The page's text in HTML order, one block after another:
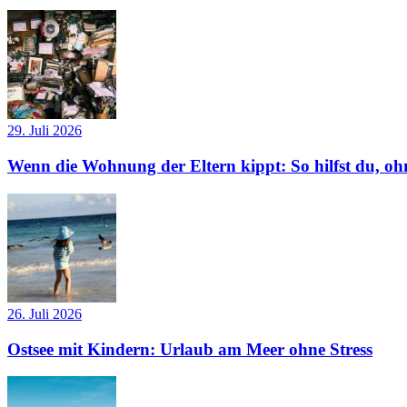
29. Juli 2026
Wenn die Wohnung der Eltern kippt: So hilfst du,
26. Juli 2026
Ostsee mit Kindern: Urlaub am Meer ohne Stress